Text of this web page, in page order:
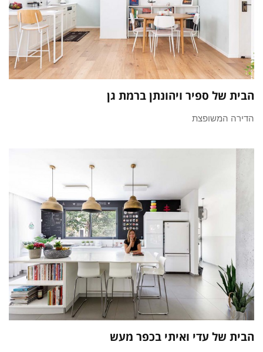
הבית של ספיר ויהונתן ברמת גן
הדירה המשופצת
הבית של עדי ואיתי בכפר מעש